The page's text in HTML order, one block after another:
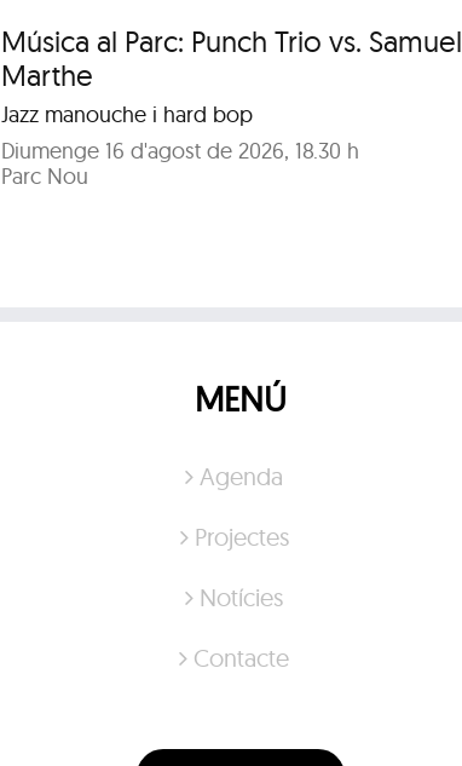
Música al Parc: Punch Trio vs. Samuel
Marthe
Jazz manouche i hard bop
Diumenge 16 d'agost de 2026, 18.30 h
Parc Nou
MENÚ
Agenda
Projectes
Notícies
Contacte